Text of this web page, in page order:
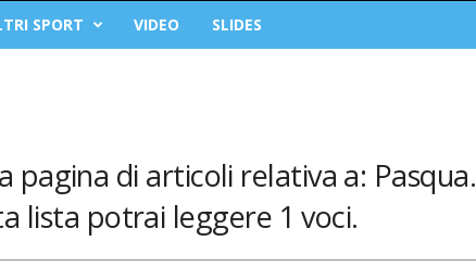
SPORT VIDEO SLIDES
pagina di articoli relativa a: Pasqua.
lista potrai leggere 1 voci.